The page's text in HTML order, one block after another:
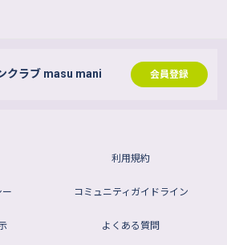
クラブ masu mani 会員登録
利用規約
ー コミュニティガイドライン
よくある質問